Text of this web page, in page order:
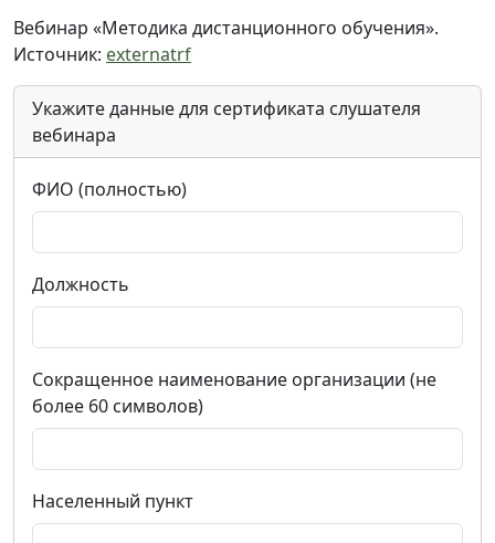
Вебинар «Методика дистанционного обучения».
Источник: externatrf
Укажите данные для сертификата слушателя
вебинара
ФИО (полностью)
Должность
Сокращенное наименование организации (не
более 60 символов)
Населенный пункт